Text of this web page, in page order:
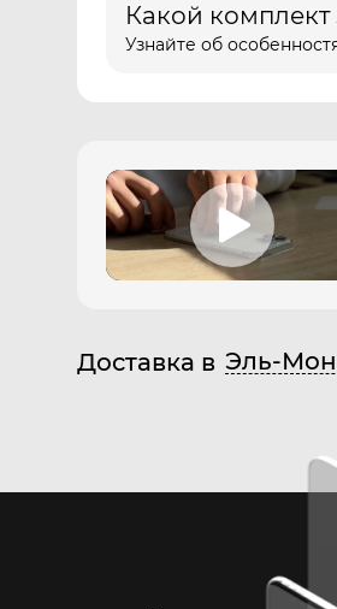
Какой
Узнайте об
Доставка в Эль-